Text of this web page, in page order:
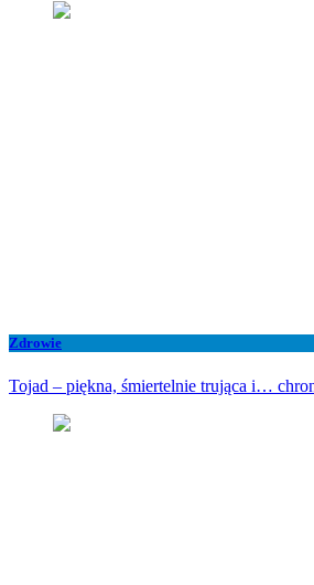
Zdrowie
Tojad – piękna, śmiertelnie trująca i…